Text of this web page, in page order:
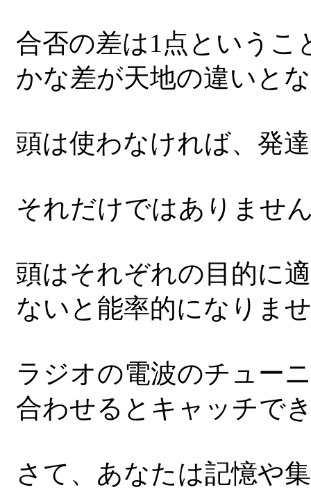
合否の差は1点という
かな差が天地の違いと
頭は使わなければ、発
それだけではありませ
頭はそれぞれの目的に
ないと能率的になりま
ラジオの電波のチュー
合わせるとキャッチで
さて、あなたは記憶や